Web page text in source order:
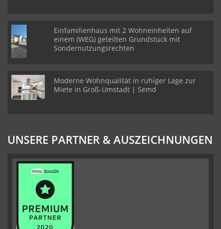
Einfamilienhaus mit 2 Wohneinheiten auf
einem (WEG) geteilten Grundstück mit
Sondernutzungsrechten
Moderne Wohnqualität in ruhiger Lage zur
Miete in Groß-Umstadt | Semd
UNSERE PARTNER & AUSZEICHNUNGEN